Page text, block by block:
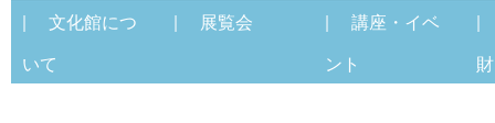
| 文化館につ
いて
| 展覧会
| 講座・イベ
ント
|
財